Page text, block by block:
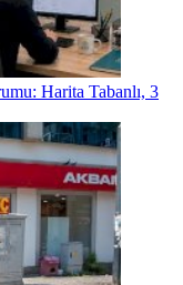
Harita Tabanlı, 3